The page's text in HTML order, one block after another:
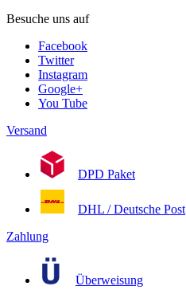
Besuche uns auf
Facebook
Twitter
Instagram
Google+
You Tube
Versand
DPD Paket
DHL / Deutsche Post
Zahlung
Überweisung